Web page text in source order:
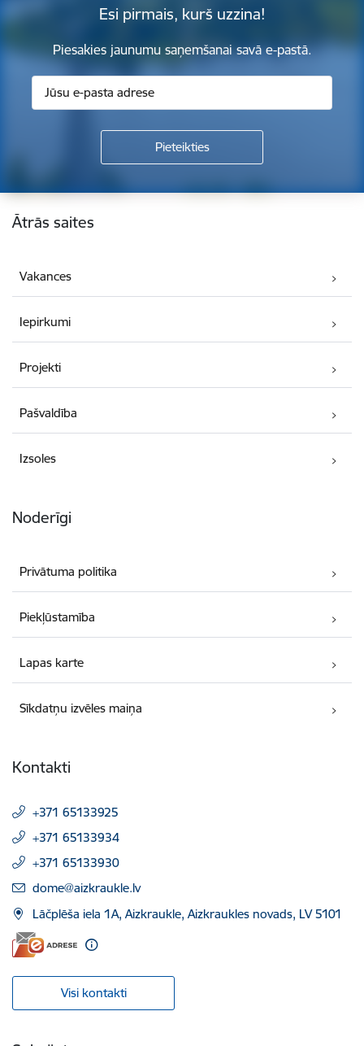
Esi pirmais, kurš uzzina!
Piesakies jaunumu saņemšanai savā e-pastā.
Kājene
Ātrās saites
Vakances
Iepirkumi
Projekti
Pašvaldība
Izsoles
Noderīgi
Privātuma politika
Piekļūstamība
Lapas karte
Sīkdatņu izvēles maiņa
Kontakti
+371 65133925
+371 65133934
+371 65133930
E-pasts:
dome@aizkraukle.lv
Lāčplēša iela 1A, Aizkraukle, Aizkraukles novads, LV 5101
Visi kontakti